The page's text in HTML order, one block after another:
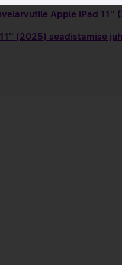
Apple iPad 11''
(2025) seadistamise